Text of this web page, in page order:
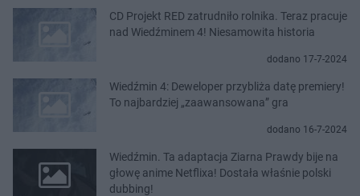
CD Projekt RED zatrudniło rolnika. Teraz pracuje
nad Wiedźminem 4! Niesamowita historia
dodano 17-7-2024
Wiedźmin 4: Deweloper przybliża datę premiery!
To najbardziej „zaawansowana” gra
dodano 16-7-2024
Wiedźmin. Ta adaptacja Ziarna Prawdy bije na
głowę anime Netflixa! Dostała właśnie polski
dubbing!